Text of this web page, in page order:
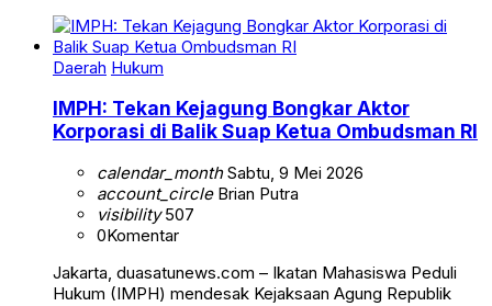
Daerah Hukum
IMPH: Tekan Kejagung Bongkar Aktor
Korporasi di Balik Suap Ketua Ombudsman RI
calendar_monthSabtu, 9 Mei 2026
account_circleBrian Putra
visibility507
0Komentar
Jakarta, duasatunews.com – Ikatan Mahasiswa Peduli
Hukum (IMPH) mendesak Kejaksaan Agung Republik